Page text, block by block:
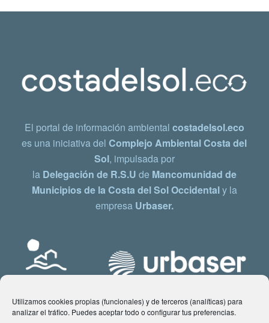
Utilizamos cookies propias (funcionales) y de terceros (analíticas) para
analizar el tráfico. Puedes aceptar todo o configurar tus preferencias.
El portal de información ambiental costadelsol.eco
es una iniciativa delComplejo Ambiental Costa del
Sol, impulsada por
la Delegación de R.S.U de Mancomunidad de
Municipios de la Costa del Sol Occidentaly la
empresa Urbaser.